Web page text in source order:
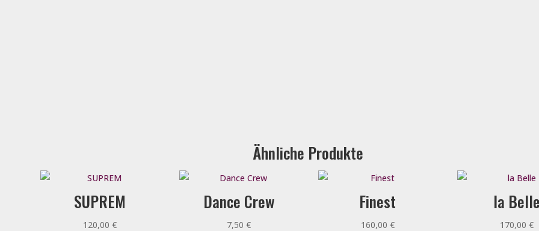
Ähnliche Produkte
SUPREM
120,00 €
Dance Crew
7,50 €
Finest
160,00 €
la
170,00€